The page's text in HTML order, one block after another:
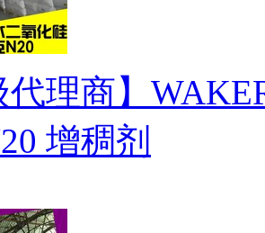
代理商】
增稠剂